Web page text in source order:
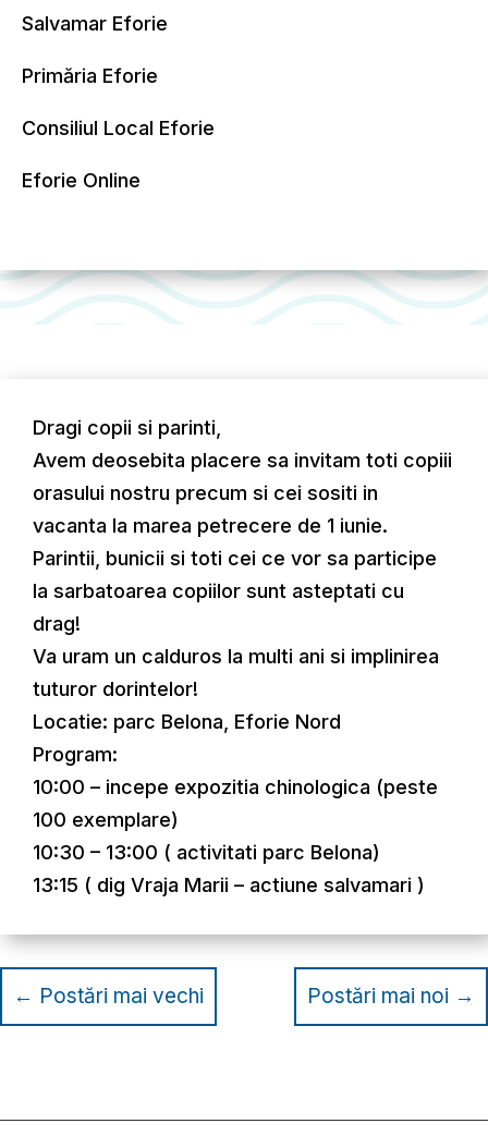
Salvamar Eforie
Primăria Eforie
Consiliul Local Eforie
Eforie Online
Dragi copii si parinti,
Avem deosebita placere sa invitam toti copiii
orasului nostru precum si cei sositi in
vacanta la marea petrecere de 1 iunie.
Parintii, bunicii si toti cei ce vor sa participe
la sarbatoarea copiilor sunt asteptati cu
drag!
Va uram un calduros la multi ani si implinirea
tuturor dorintelor!
Locatie: parc Belona, Eforie Nord
Program:
10:00 – incepe expozitia chinologica (peste
100 exemplare)
10:30 – 13:00 ( activitati parc Belona)
13:15 ( dig Vraja Marii – actiune salvamari )
← Postări mai vechi Postări mai noi →